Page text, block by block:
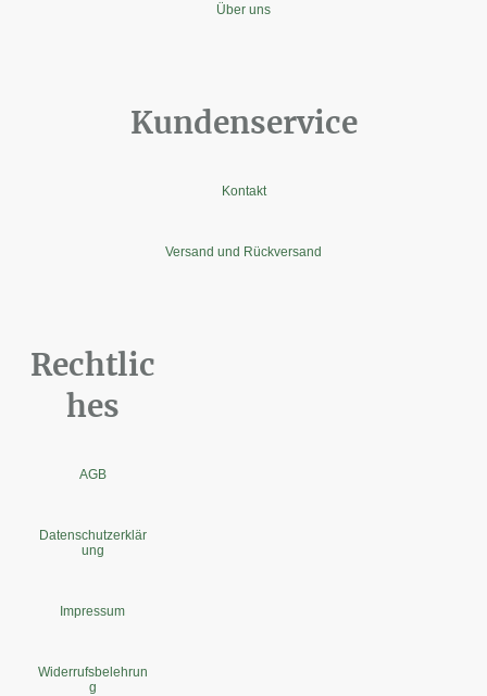
Über uns
Kundenservice
Kontakt
Versand und Rückversand
Rechtlic
hes
AGB
Datenschutzerklär
ung
Impressum
Widerrufsbelehrun
g